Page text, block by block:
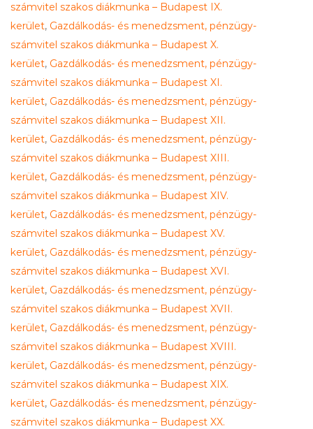
számvitel szakos diákmunka – Budapest IX.
kerület, Gazdálkodás- és menedzsment, pénzügy-
számvitel szakos diákmunka – Budapest X.
kerület, Gazdálkodás- és menedzsment, pénzügy-
számvitel szakos diákmunka – Budapest XI.
kerület, Gazdálkodás- és menedzsment, pénzügy-
számvitel szakos diákmunka – Budapest XII.
kerület, Gazdálkodás- és menedzsment, pénzügy-
számvitel szakos diákmunka – Budapest XIII.
kerület, Gazdálkodás- és menedzsment, pénzügy-
számvitel szakos diákmunka – Budapest XIV.
kerület, Gazdálkodás- és menedzsment, pénzügy-
számvitel szakos diákmunka – Budapest XV.
kerület, Gazdálkodás- és menedzsment, pénzügy-
számvitel szakos diákmunka – Budapest XVI.
kerület, Gazdálkodás- és menedzsment, pénzügy-
számvitel szakos diákmunka – Budapest XVII.
kerület, Gazdálkodás- és menedzsment, pénzügy-
számvitel szakos diákmunka – Budapest XVIII.
kerület, Gazdálkodás- és menedzsment, pénzügy-
számvitel szakos diákmunka – Budapest XIX.
kerület, Gazdálkodás- és menedzsment, pénzügy-
számvitel szakos diákmunka – Budapest XX.